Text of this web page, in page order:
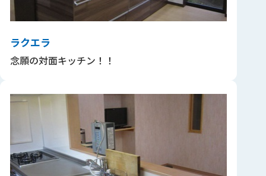
ラクエラ
念願の対面キッチン！！